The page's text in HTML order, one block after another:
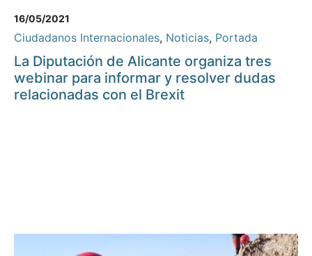
16/05/2021
Ciudadanos Internacionales, Noticias, Portada
La Diputación de Alicante organiza tres
webinar para informar y resolver dudas
relacionadas con el Brexit